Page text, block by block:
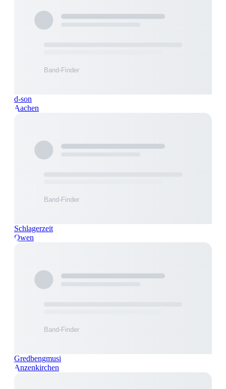
d-son
Aachen
Schlagerzeit
Owen
Gredbengmusi
Anzenkirchen